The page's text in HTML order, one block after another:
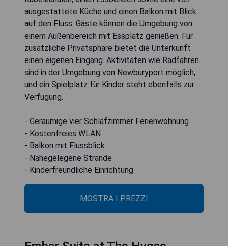
ausgestattete Küche und einen Balkon mit Blick
auf den Fluss. Gäste können die Umgebung von
einem Außenbereich mit Essplatz genießen. Für
zusätzliche Privatsphäre bietet die Unterkunft
einen eigenen Eingang. Aktivitäten wie Radfahren
sind in der Umgebung von Newburyport möglich,
und ein Spielplatz für Kinder steht ebenfalls zur
Verfügung.
- Geräumige vier Schlafzimmer Ferienwohnung
- Kostenfreies WLAN
- Balkon mit Flussblick
- Nahegelegene Strände
- Kinderfreundliche Einrichtung
MOSTRA I PREZZI